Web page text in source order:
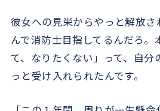
彼女への見栄からやっと解放
んで消防士目指してるんだろ。
て、なりたくない」って、自分
っと受け入れられたんです。